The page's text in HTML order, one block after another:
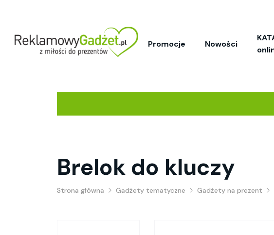
Promocje Nowości
Brelok do kluczy
Strona główna Gadżety tematyczne Gadżety na prezent